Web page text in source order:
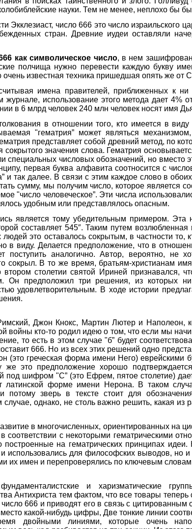
науки. Тем не менее, неплохо бы
Экклезиаст, число 666 это число израильского
стран. Древние иудеи оставляли
как символическое число, в нем
полчища нужно перевести каждую букву
очень известная техника пришедшая опять же от
имена правителей, приближенных к
журнале, использование этого метода дает 4%
в 6 млрд человек 240 млн человек носят имя
в отношении того, кто имеется в
"гематрия” может являться
представляет собой древний метод, по
значения слова. Гематрия
специальных числовых обозначений, но вместо
первая буква алфавита соотносится с
и так далее. В связи с этим каждое слово в
сумму, мы получим число, которое является
"число человеческое”. Эти числа
удобным или представлялось опасным.
является тому убедительным примером. Эта
составляет 545″. Таким путем возлюбленная
это оставалось сокрытым, в частности то,
в виду. Делается предположение, что в
поступить аналогично. Автор, вероятно, не
сокрыл. В то же время, братьям-христианам
столетии святой Ириней признавался,
Он предположил три решения, из которых
удовлетворительным. В ходе истории
Джон Кнокс, Мартин Лютер и Наполеон,
войны кто-то родил идею о том, что если мы
то есть в этом случае "б” будет
666. Но из всех этих решений одно
греческая форма имени Него) еврейскими
же это предположение хорошо
под шифром "С” (это Ефрем, пятое столетие)
латинской форме имени Нерона. В таком
потому зверь в тексте стоит для
однако, не столь важно решить, какая из
в многочисленных, ориентированных на
соответствии с некоторыми гематрическими
построенные на гематрических принципах
использовались для философских выводов, но
их имен и перепроверялись по ключевым словам
и харизматические
Антихриста тем фактом, что все товары
666 и приводят его в связь с
какой-нибудь цифры, Две тонкие линии
двойными линиями, которые очень